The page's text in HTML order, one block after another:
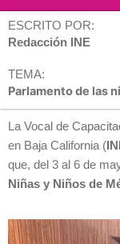
ESCRITO POR:
Redacción INE
TEMA:
Parlamento de las
La Vocal de
en Baja California (
que, del 3 al 6 de
Niñas y Niños de